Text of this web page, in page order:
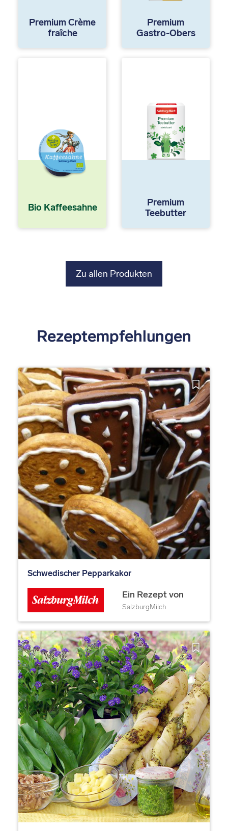
Premium Crème
fraîche
Premium
Gastro-Obers
Bio Kaffeesahne
Premium
Teebutter
Zu allen Produkten
Rezeptempfehlungen
Schwedischer Pepparkakor
Ein Rezept von
SalzburgMilch